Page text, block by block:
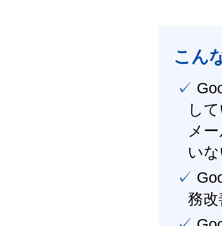
こん
✓ Google Workspace（旧G Suite） を社内で導入
し
メ
い
✓ Google Workspace（旧G Suite） を活用し、業
務